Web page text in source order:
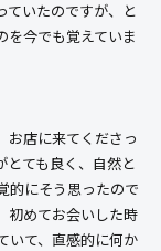
ていたのですが、と
を今でも覚えていま
お店に来てくださっ
とても良く、自然と
的にそう思ったので
初めてお会いした時
いて、直感的に何か